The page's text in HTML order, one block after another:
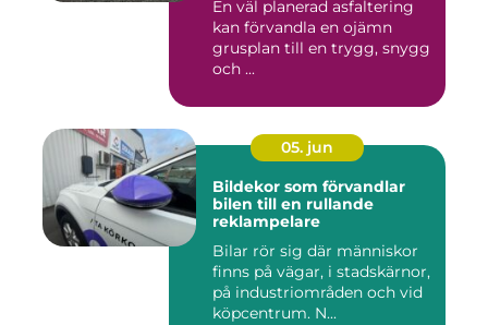
En väl planerad asfaltering
kan förvandla en ojämn
grusplan till en trygg, snygg
och ...
05. jun
Bildekor som förvandlar
bilen till en rullande
reklampelare
Bilar rör sig där människor
finns på vägar, i stadskärnor,
på industriområden och vid
köpcentrum. N...